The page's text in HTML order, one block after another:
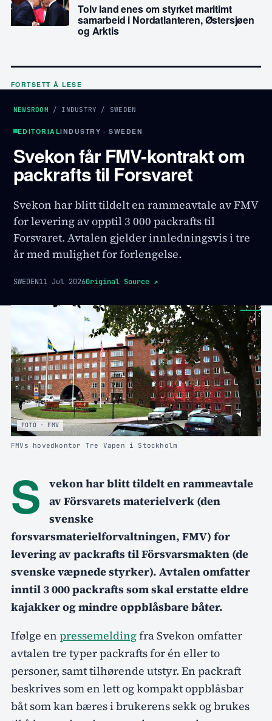
Tolv land enes om styrket maritimt
samarbeid i Nordatlanteren, Østersjøen
og Arktis
FORTSETT Å LESE
NEWSROOM / INDUSTRY / SWEDEN
EDITORIALINDUSTRY · SWEDEN
Svekon får FMV-kontrakt om
packrafts til Forsvaret
Svekon har blitt tildelt en rammeavtale av FMV
for levering av opptil 3 000 packrafts til
Forsvaret. Avtalen gjelder innledningsvis i tre
år med mulighet for forlengelse.
SWEDEN11 Jul 2026Original Source ↗
FOTO · FMV
FMVs hovedkontor Tre Vapen i Stockholm
S
vekon har blitt tildelt en rammeavtale
av Försvarets materielverk (den
svenske
forsvarsmaterielforvaltningen, FMV) for
levering av packrafts til Försvarsmakten (de
svenske væpnede styrker). Avtalen omfatter
inntil 3 000 packrafts som skal erstatte eldre
kajakker og mindre oppblåsbare båter.
Ifølge en pressemeldingfra Svekon omfatter
avtalen tre typer packrafts for én eller to
personer, samt tilhørende utstyr. En packraft
beskrives som en lett og kompakt oppblåsbar
båt som kan bæres i brukerens sekk og brukes